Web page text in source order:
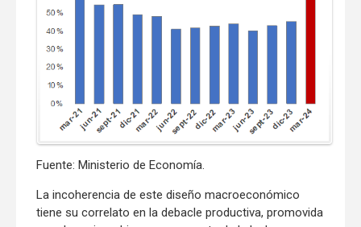
Fuente: Ministerio de Economía.
La incoherencia de este diseño macroeconómico
tiene su correlato en la debacle productiva, promovida